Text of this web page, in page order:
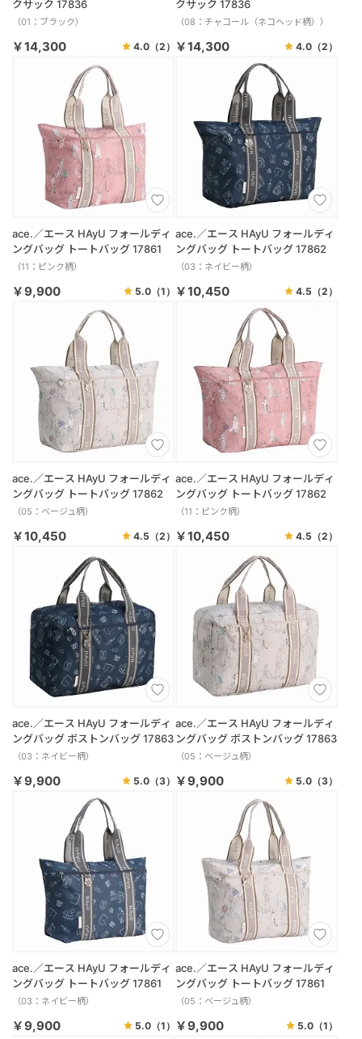
クサック 17836
（01：ブラック）
￥14,300 4.0（2）
クサック 17836
（08：チャコール（ネコヘッド柄））
￥14,300 4.0 （2）
ace.／エース HAyU フォールディ
ングバッグ トートバッグ 17861
（11：ピンク柄）
￥9,900 5.0（1）
ace.／エース HAyU フォールディ
ングバッグ トートバッグ 17862
（03：ネイビー柄）
￥10,450 4.5 （2）
ace.／エース HAyU フォールディ
ングバッグ トートバッグ 17862
（05：ベージュ柄）
￥10,450 4.5 （2）
ace.／エース HAyU フォールディ
ングバッグ トートバッグ 17862
（11：ピンク柄）
￥10,450 4.5 （2）
ace.／エース HAyU フォールディ
ングバッグ ボストンバッグ 17863
（03：ネイビー柄）
￥9,900 5.0（3）
ace.／エース HAyU フォールディ
ングバッグ ボストンバッグ 17863
（05：ベージュ柄）
￥9,900 5.0 （3）
ace.／エース HAyU フォールディ
ングバッグ トートバッグ 17861
（03：ネイビー柄）
￥9,900 5.0（1）
ace.／エース HAyU フォールディ
ングバッグ トートバッグ 17861
（05：ベージュ柄）
￥9,900 5.0 （1）